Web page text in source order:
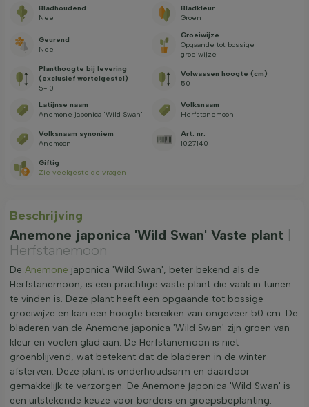
Bladhoudend
Nee
Bladkleur
Groen
Geurend
Nee
Groeiwijze
Opgaande tot bossige
groeiwijze
Planthoogte bij levering
(exclusief wortelgestel)
5-10
Volwassen hoogte (cm)
50
Latijnse naam
Anemone japonica 'Wild Swan'
Volksnaam
Herfstanemoon
Volksnaam synoniem
Anemoon
Art. nr.
1027140
Giftig
Zie veelgestelde vragen
Beschrijving
Anemone japonica 'Wild Swan' Vaste plant
Herfstanemoon
De Anemone japonica 'Wild Swan', beter bekend als de
Herfstanemoon, is een prachtige vaste plant die vaak in tuinen
te vinden is. Deze plant heeft een opgaande tot bossige
groeiwijze en kan een hoogte bereiken van ongeveer 50 cm. De
bladeren van de Anemone japonica 'Wild Swan' zijn groen van
kleur en voelen glad aan. De Herfstanemoon is niet
groenblijvend, wat betekent dat de bladeren in de winter
afsterven. Deze plant is onderhoudsarm en daardoor
gemakkelijk te verzorgen. De Anemone japonica 'Wild Swan' is
een uitstekende keuze voor borders en groepsbeplanting.